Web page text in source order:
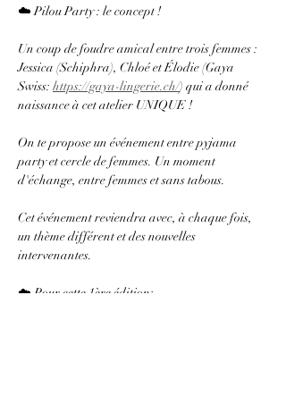
☁️ Pilou Party : le concept !
Un coup de foudre amical entre trois femmes :
Jessica (Schiphra), Chloé et Élodie (Gaya
Swiss: https://gaya-lingerie.ch/) qui a donné
naissance à cet atelier UNIQUE !
On te propose un événement entre pyjama
party et cercle de femmes. Un moment
d'échange, entre femmes et sans tabous.
Cet événement reviendra avec, à chaque fois,
un thème différent et des nouvelles
intervenantes.
☁️ Pour cette 1ère édition: